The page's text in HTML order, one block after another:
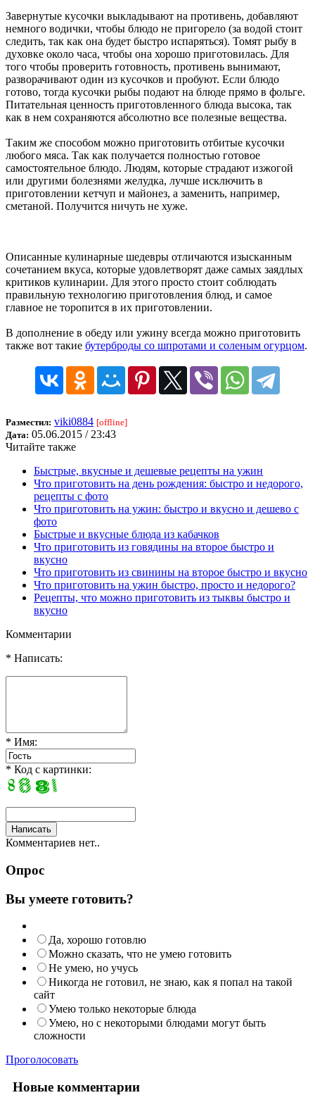
Завернутые кусочки выкладывают на противень, добавляют
немного водички, чтобы блюдо не пригорело (за водой стоит
следить, так как она будет быстро испаряться). Томят рыбу в
духовке около часа, чтобы она хорошо приготовилась. Для
того чтобы проверить готовность, противень вынимают,
разворачивают один из кусочков и пробуют. Если блюдо
готово, тогда кусочки рыбы подают на блюде прямо в фольге.
Питательная ценность приготовленного блюда высока, так
как в нем сохраняются абсолютно все полезные вещества.
Таким же способом можно приготовить отбитые кусочки
любого мяса. Так как получается полностью готовое
самостоятельное блюдо. Людям, которые страдают изжогой
или другими болезнями желудка, лучше исключить в
приготовлении кетчуп и майонез, а заменить, например,
сметаной. Получится ничуть не хуже.
Описанные кулинарные шедевры отличаются изысканным
сочетанием вкуса, которые удовлетворят даже самых заядлых
критиков кулинарии. Для этого просто стоит соблюдать
правильную технологию приготовления блюд, и самое
главное не торопится в их приготовлении.
В дополнение в обеду или ужину всегда можно приготовить
также вот такие бутерброды со шпротами и соленым огурцом.
Разместил: viki0884 [offline]
Дата: 05.06.2015 / 23:43
Читайте также
Быстрые, вкусные и дешевые рецепты на ужин
Что приготовить на день рождения: быстро и недорого,
рецепты с фото
Что приготовить на ужин: быстро и вкусно и дешево с
фото
Быстрые и вкусные блюда из кабачков
Что приготовить из говядины на второе быстро и
вкусно
Что приготовить из свинины на второе быстро и вкусно
Что приготовить на ужин быстро, просто и недорого?
Рецепты, что можно приготовить из тыквы быстро и
вкусно
Комментарии
* Написать:
* Имя:
* Код с картинки:
Комментариев нет..
Опрос
Вы умеете готовить?
Да, хорошо готовлю
Можно сказать, что не умею готовить
Не умею, но учусь
Никогда не готовил, не знаю, как я попал на такой
сайт
Умею только некоторые блюда
Умею, но с некоторыми блюдами могут быть
сложности
Проголосовать
Новые комментарии